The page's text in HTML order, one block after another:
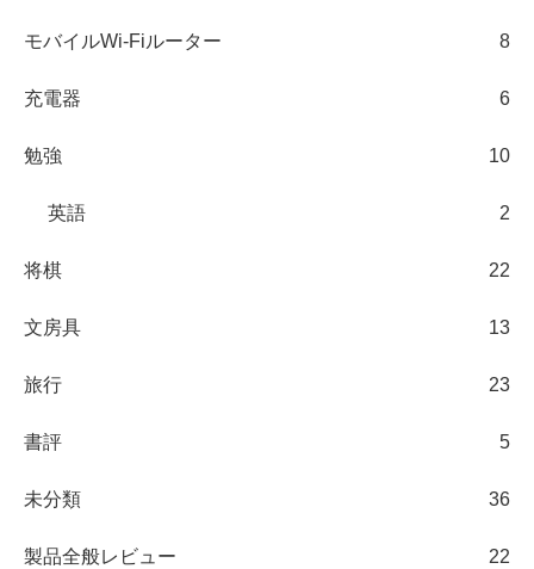
モバイルWi-Fiルーター 8
充電器 6
勉強 10
英語 2
将棋 22
文房具 13
旅行 23
書評 5
未分類 36
製品全般レビュー 22